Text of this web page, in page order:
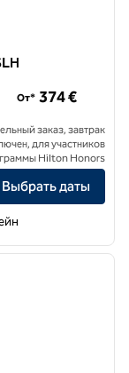
Riviera Hotel and
От* 374 €
заказ, завтрак
для участников
Hilton Honors
Выбрать даты